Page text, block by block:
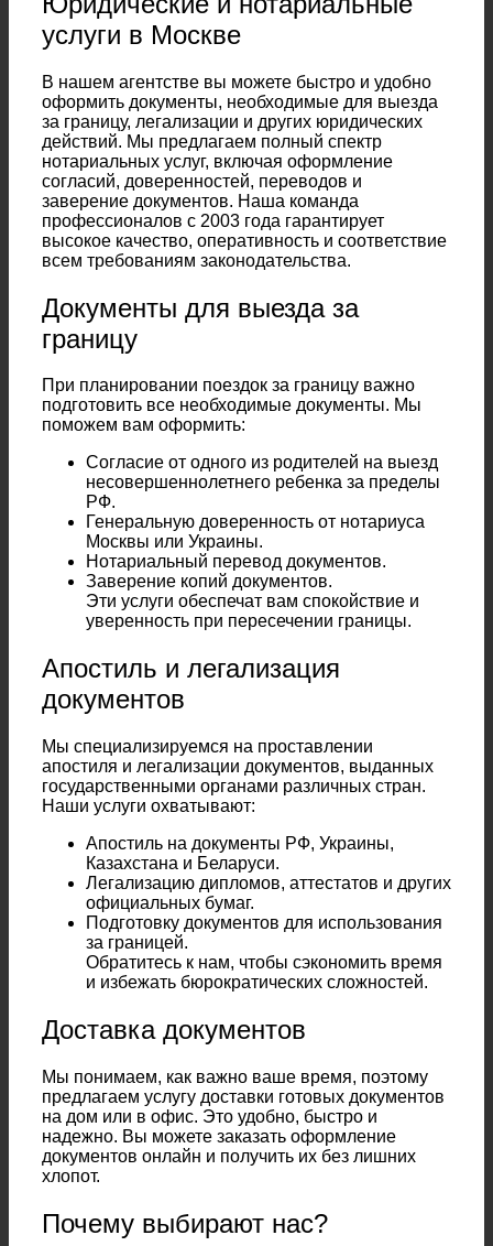
услуги в Москве
В нашем агентстве вы можете быстро и удобно
оформить документы, необходимые для выезда
за границу, легализации и других юридических
действий. Мы предлагаем полный спектр
нотариальных услуг, включая оформление
согласий, доверенностей, переводов и
заверение документов. Наша команда
профессионалов с 2003 года гарантирует
высокое качество, оперативность и соответствие
всем требованиям законодательства.
Документы для выезда за
границу
При планировании поездок за границу важно
подготовить все необходимые документы. Мы
поможем вам оформить:
Согласие от одного из родителей на выезд
несовершеннолетнего ребенка за пределы
РФ.
Генеральную доверенность от нотариуса
Москвы или Украины.
Нотариальный перевод документов.
Заверение копий документов.
Эти услуги обеспечат вам спокойствие и
уверенность при пересечении границы.
Апостиль и легализация
документов
Мы специализируемся на проставлении
апостиля и легализации документов, выданных
государственными органами различных стран.
Наши услуги охватывают:
Апостиль на документы РФ, Украины,
Казахстана и Беларуси.
Легализацию дипломов, аттестатов и других
официальных бумаг.
Подготовку документов для использования
за границей.
Обратитесь к нам, чтобы сэкономить время
и избежать бюрократических сложностей.
Доставка документов
Мы понимаем, как важно ваше время, поэтому
предлагаем услугу доставки готовых документов
на дом или в офис. Это удобно, быстро и
надежно. Вы можете заказать оформление
документов онлайн и получить их без лишних
хлопот.
Почему выбирают нас?